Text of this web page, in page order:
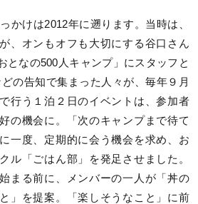
かけは2012年に遡ります。当時は、
、オンもオフも大切にする谷口さん
となの500人キャンプ」にスタッフと
の告知で集まった人々が、毎年９月
行う１泊２日のイベントは、参加者
の機会に。「次のキャンプまで待て
一度、定期的に会う機会を求め、お
ル「ごはん部」を発足させました。
まる前に、メンバーの一人が「丼の
」を提案。「楽しそうなこと」に前